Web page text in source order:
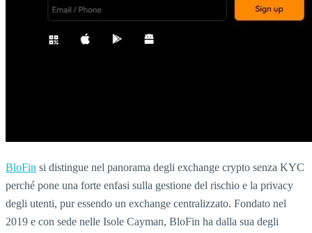
BloFin si distingue nel panorama degli exchange crypto senza KYC
perché pone una forte enfasi sulla gestione del rischio e la privacy
degli utenti, pur essendo un exchange centralizzato. Fondato nel
2019 e con sede nelle Isole Cayman, BloFin ha dalla sua degli